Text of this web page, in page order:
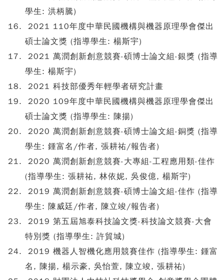
學生: 洪柄騰)
2021 110年度中華民國機構與機器原理學會傑出
碩士論文獎 (指導學生: 楊斯宇)
2021 萬潤創新創意競賽-碩博士論文組-銀獎 (指導
學生: 楊斯宇)
2021 科技部優秀年輕學者研究計畫
2020 109年度中華民國機構與機器原理學會傑出
碩士論文獎 (指導學生: 陳揚)
2020 萬潤創新創意競賽-碩博士論文組-銅獎 (指導
學生: 鍾富名/作者, 張耕祐/報告者)
2020 萬潤創新創意競賽-大專組-工程應用類-佳作
(指導學生: 張耕祐, 林依妮, 吳俊億, 楊斯宇)
2019 萬潤創新創意競賽-碩博士論文組-佳作 (指導
學生: 陳威廷/作者, 陳立竣/報告者)
2019 第五屆旭泰科技論文獎-科技論文競賽-大會
特別獎 (指導學生: 許貿城)
2019 機器人智機化應用競賽佳作 (指導學生: 鍾富
名, 陳揚, 楊示豪, 吳怡萱, 陳立竣, 張耕祐)